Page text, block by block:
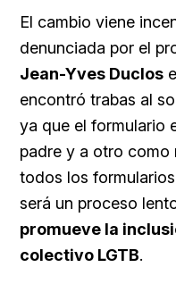
El cambio viene
denunciada por el
Jean-Yves Duclos
encontró trabas al
ya que el formulario
padre y a otro como
todos los
será un proceso
promueve la
colectivo LGTB.